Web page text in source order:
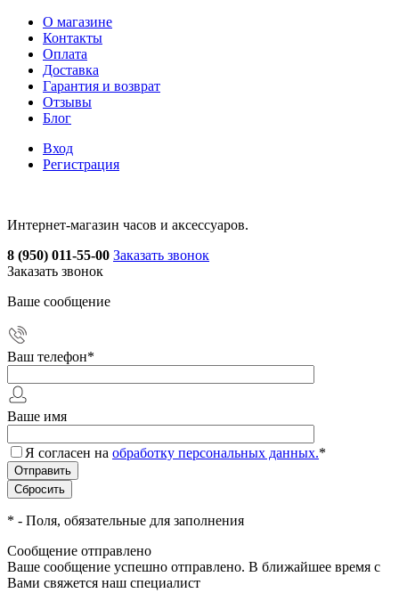
О магазине
Контакты
Оплата
Доставка
Гарантия и возврат
Отзывы
Блог
Вход
Регистрация
Интернет-магазин часов и аксессуаров.
8 (950) 011-55-00 Заказать звонок
Заказать звонок
Ваше сообщение
Ваш телефон*
Ваше имя
Я согласен на обработку персональных данных.*
* - Поля, обязательные для заполнения
Сообщение отправлено
Ваше сообщение успешно отправлено. В ближайшее время с
Вами свяжется наш специалист